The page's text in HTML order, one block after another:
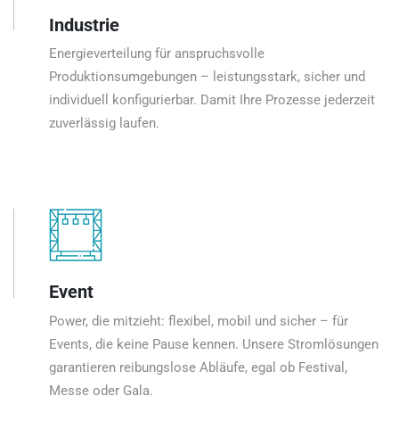
Industrie
Energieverteilung für anspruchsvolle
Produktionsumgebungen – leistungsstark, sicher und
individuell konfigurierbar. Damit Ihre Prozesse jederzeit
zuverlässig laufen.
Event
Power, die mitzieht: flexibel, mobil und sicher – für
Events, die keine Pause kennen. Unsere Stromlösungen
garantieren reibungslose Abläufe, egal ob Festival,
Messe oder Gala.